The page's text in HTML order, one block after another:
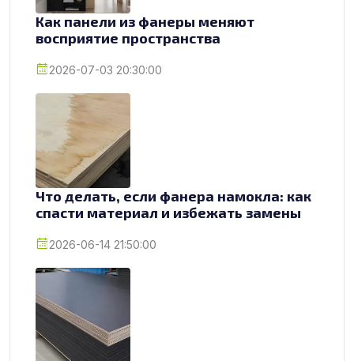
Как панели из фанеры меняют
восприятие пространства
2026-07-03 20:30:00
Что делать, если фанера намокла: как
спасти материал и избежать замены
2026-06-14 21:50:00